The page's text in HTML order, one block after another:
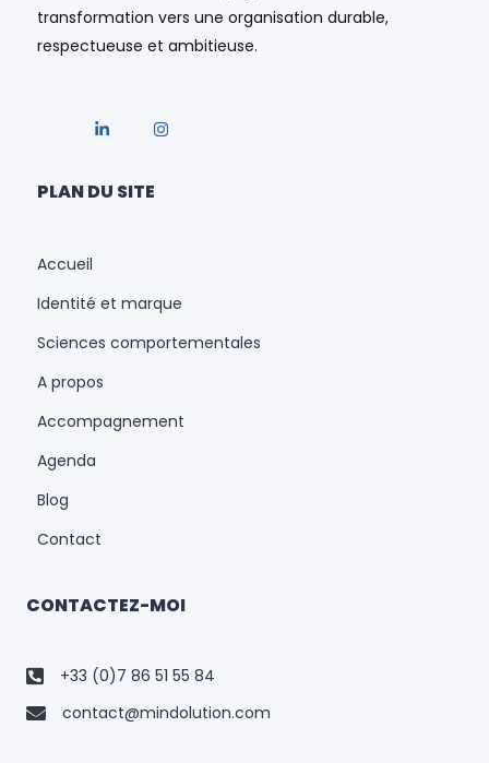
transformation vers une organisation durable,
respectueuse et ambitieuse.
PLAN DU SITE
Accueil
Identité et marque
Sciences comportementales
A propos
Accompagnement
Agenda
Blog
Contact
CONTACTEZ-MOI
+33 (0)7 86 51 55 84
contact@mindolution.com